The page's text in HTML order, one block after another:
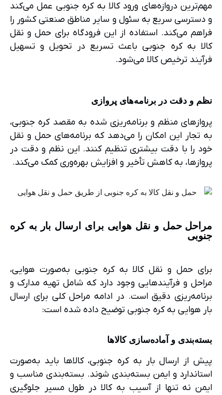
مهم‌ترین دروازه‌های ورود کالا به کره جنوبی عمل می‌کند
و دسترسی سریع به سئول و سایر مناطق صنعتی کشور را
فراهم می‌کند. استفاده از این فرودگاه برای حمل و نقل
کالا به کره جنوبی باعث تسریع در تحویل و تسهیل
فرآیند ترخیص کالا می‌شود.
نظم و دقت در برنامه‌های پروازی
پروازهای منظم و برنامه‌ریزی شده به مقصد کره جنوبی،
به تجار این امکان را می‌دهد که برنامه‌های حمل و نقل
خود را با دقت بیشتری تنظیم کنند. این نظم و دقت در
پروازها، به کاهش تأخیر و افزایش بهره‌وری کمک می‌کند.
مراحل حمل و نقل هوایی برای ارسال بار به کره
جنوبی
برای حمل و نقل کالا به کره جنوبی به‌صورت هوایی،
مراحل و فرآیندهایی وجود دارد که شامل تهیه مدارک و
برنامه‌ریزی دقیق است. در ادامه مراحل کلی برای ارسال
بار هوایی به کره جنوبی توضیح داده شده است:
بسته‌بندی و آماده‌سازی کالاها
پیش از ارسال بار به کره جنوبی، کالاها باید به‌صورت
استاندارد و ایمن بسته‌بندی شوند. بسته‌بندی مناسب و
ایمن نه تنها از آسیب به کالا در طول مسیر جلوگیری